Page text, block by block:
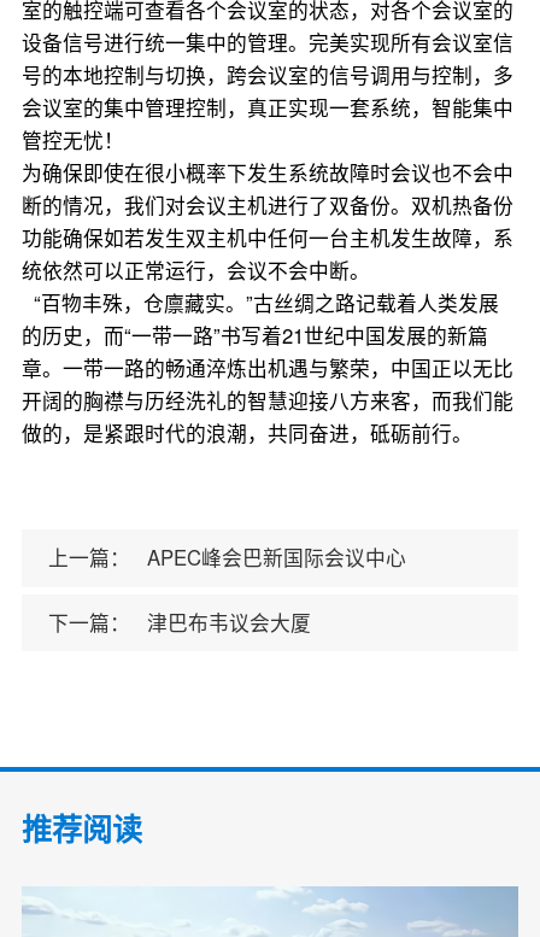
室的触控端可查看各个会议室的状态，对各个会议室的
设备信号进行统一集中的管理。完美实现所有会议室信
号的本地控制与切换，跨会议室的信号调用与控制，多
会议室的集中管理控制，真正实现一套系统，智能集中
管控无忧！
为确保即使在很小概率下发生系统故障时会议也不会中
断的情况，我们对会议主机进行了双备份。双机热备份
功能确保如若发生双主机中任何一台主机发生故障，系
统依然可以正常运行，会议不会中断。
“百物丰殊，仓廪藏实。”古丝绸之路记载着人类发展
的历史，而“一带一路”书写着21世纪中国发展的新篇
章。一带一路的畅通淬炼出机遇与繁荣，中国正以无比
开阔的胸襟与历经洗礼的智慧迎接八方来客，而我们能
做的，是紧跟时代的浪潮，共同奋进，砥砺前行。
上一篇： APEC峰会巴新国际会议中心
下一篇： 津巴布韦议会大厦
推荐阅读